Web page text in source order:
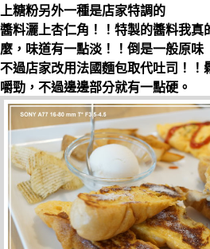
上糖粉另外一種是店家特調的
醬料灑上杏仁角！！特製的醬料我真
麼，味道有一點淡！！倒是一般原味
不過店家改用法國麵包取代吐司！！
嚼勁，不過邊邊部分就有一點硬。